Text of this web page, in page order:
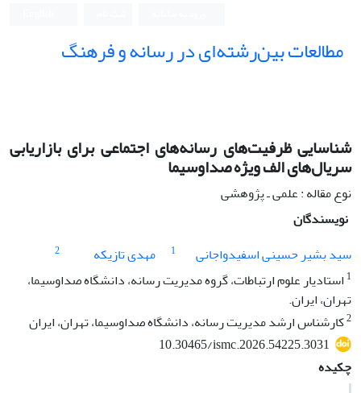
مطالعات بین‌رشته‌ای در رسانه و فرهنگ
شناسایی ظرفیت‌های رسانه‌های اجتماعی برای بازاریابی
سریال‌های الف ‌ویژه صداوسیما
نوع مقاله : علمی ـ پژوهشی
نویسندگان
سید بشیر حسینی اسفیدواجانی
1 مهدی تازیکه
2
1 استادیار علوم ارتباطات، گروه مدیریت رسانه، دانشگاه صداوسیما،
تهران، ایران.
2کارشناس ارشد مدیریت رسانه، دانشگاه صداوسیما، تهران، ایران
10.30465/ismc.2026.54225.3031
چکیده